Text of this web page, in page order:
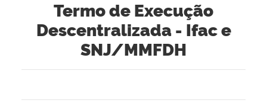
Termo de Execução
Descentralizada - Ifac e
SNJ/MMFDH